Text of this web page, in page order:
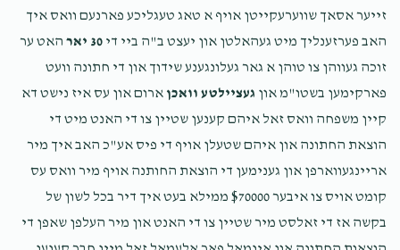
1 year ago $180.00
הזכרת השם ביי די חתן ביום החופה
יואל ווידערמשה שמואל קאהן
1 year ago $180.00
הזכרת השם ביי די חתן ביום החופה
זייער אסאך שווערעקייטן אויף א טאג טעגליכע פארנעם וואס איך
האב פערזענליך מיט געהאלטן און יעצט ב"ה ביי די 30 יאר
האט ער
זוכה געווהן צו טוהן א גאר געלונגענע שידוך און די חתונה וועט
פארקימען בשטו"מ און געציילטע וואכן ארום און עס איז נישט דא
קיין משפחה וואס זאל איהם קענען שטיין צו די האנט מיט די
הוצאת החתונה און איהם שטעלן אויף די פיס אע"כ האב איך מיר
אריינגעווארפן און גענימען די הוצאת החותנה אויף מיר וואס עס
קומט אויס צו איבער $70000 ממילא בעט איך דיר בכל לשון של
בקשה אז די זאלסט מיר שטיין צו די האנט און מיר העלפן שאפן די